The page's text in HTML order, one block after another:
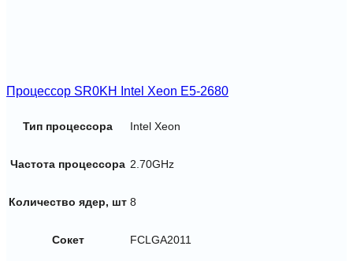
Процессор SR0KH Intel Xeon E5-2680
Тип процессора Intel Xeon
Частота процессора 2.70GHz
Количество ядер, шт 8
Сокет FCLGA2011